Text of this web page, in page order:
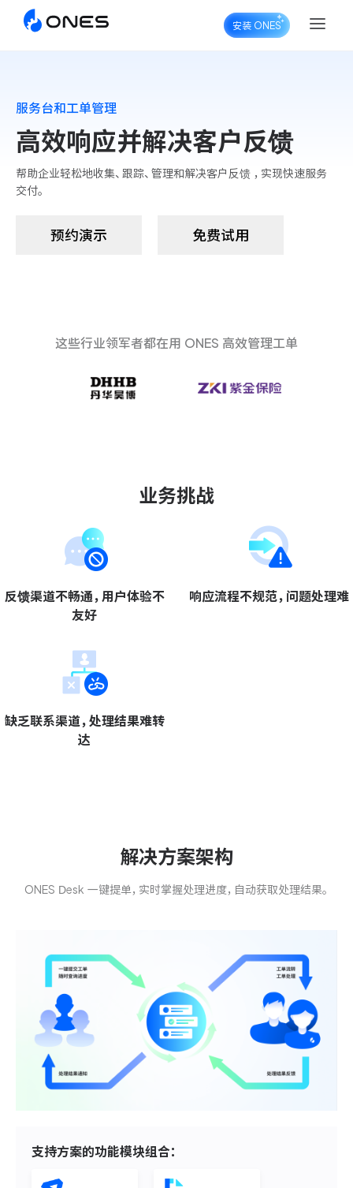
ONES Project
瀑布项目管理
安装 ONES
服务台和工单管理
高效响应并解决客户反馈
帮助企业轻松地收集、跟踪、管理和解决客户反馈 ，实现快速服务
交付。
预约演示 免费试用
这些行业领军者都在用 ONES 高效管理工单
业务挑战
反馈渠道不畅通，用户体验不
友好
响应流程不规范，问题处理难
缺乏联系渠道，处理结果难转
达
解决方案架构
ONES Desk 一键提单，实时掌握处理进度，自动获取处理结果。
支持方案的功能模块组合：